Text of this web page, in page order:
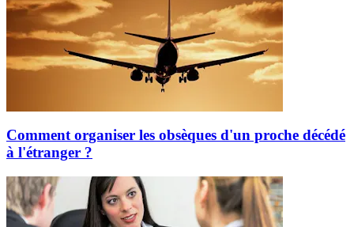
Comment organiser les obsèques d'un proche décédé
à l'étranger ?